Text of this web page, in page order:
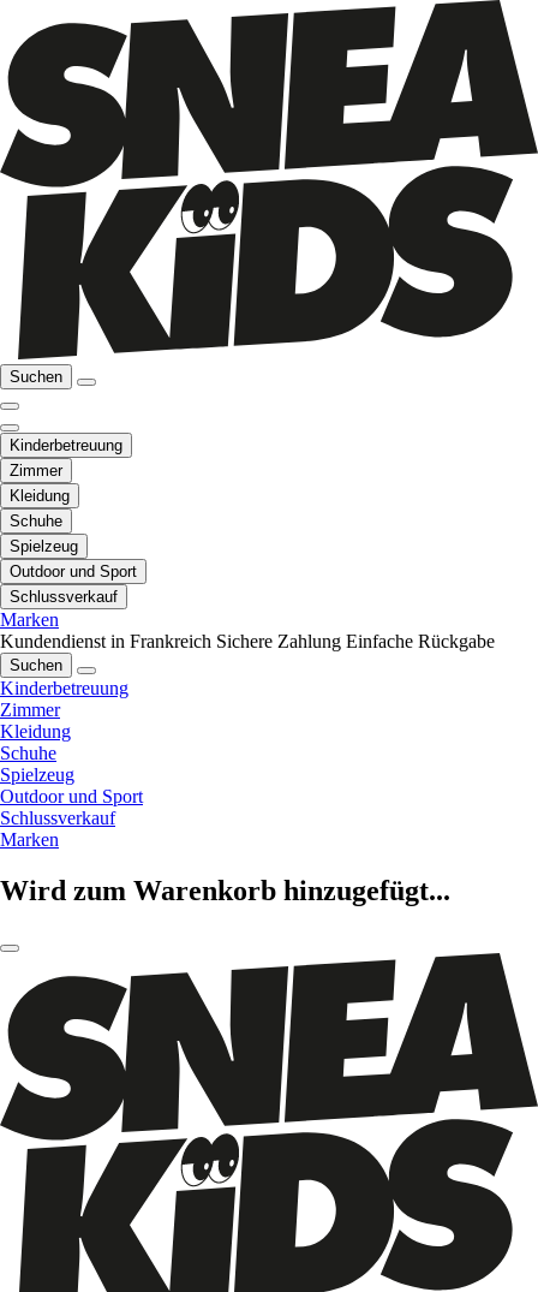
Suchen
Kinderbetreuung
Zimmer
Kleidung
Schuhe
Spielzeug
Outdoor und Sport
Schlussverkauf
Marken
Kundendienst in Frankreich Sichere Zahlung Einfache Rückgabe
Suchen
Kinderbetreuung
Zimmer
Kleidung
Schuhe
Spielzeug
Outdoor und Sport
Schlussverkauf
Marken
Wird zum Warenkorb hinzugefügt...